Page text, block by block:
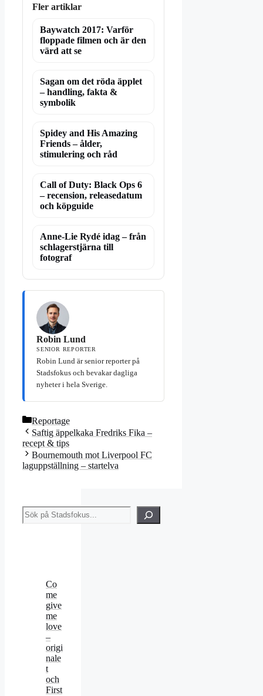
Fler artiklar
Baywatch 2017: Varför
floppade filmen och är den
värd att se
Sagan om det röda äpplet
– handling, fakta &
symbolik
Spidey and His Amazing
Friends – ålder,
stimulering och råd
Call of Duty: Black Ops 6
– recension, releasedatum
och köpguide
Anne-Lie Rydé idag – från
schlagerstjärna till
fotograf
Robin Lund
SENIOR REPORTER
Robin Lund är senior reporter på
Stadsfokus och bevakar dagliga
nyheter i hela Sverige.
Kategorier
Reportage
Saftig äppelkaka Fredriks Fika –
recept & tips
Bournemouth mot Liverpool FC
laguppställning – startelva
Sök
Co
me
give
me
love
–
origi
nale
t
och
First